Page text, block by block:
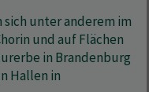
unter anderem im
und auf Flächen
in Brandenburg
Hallen in